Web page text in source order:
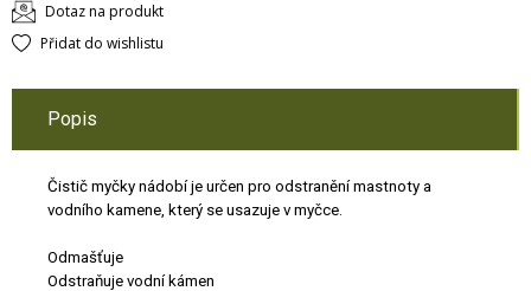
Dotaz na produkt
Přidat do wishlistu
Popis
Čistič myčky nádobí je určen pro odstranění mastnoty a
vodního kamene, který se usazuje v myčce.
Odmašťuje
Odstraňuje vodní kámen